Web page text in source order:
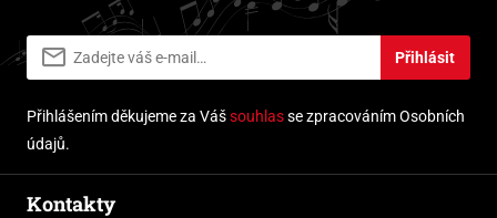
Přihlásit
Přihlášením děkujeme za Vášsouhlasse zpracováním Osobních
údajů.
Kontakty